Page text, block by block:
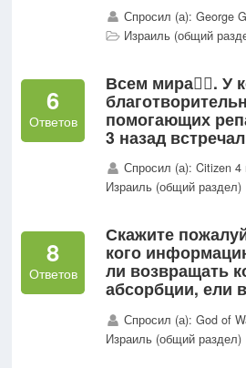
просто...
Спросил (а): George
Израиль (общий
6
Ответов
Всем мира✌🏼. У
помогающих
3 назад
Спросил (а): Citizen 4
Израиль (общий раздел)
8
Ответов
Скажите
кого
ли возвращать
абсорбции, ели
вернуться? ...
Спросил (а): God of
Израиль (общий раздел)